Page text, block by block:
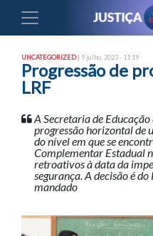
UNCATEGORIZED| 9 julho, 2023 - 11:19
Progressão de
LRF
A Secretaria de
progressão horizontal de
do nível em que se
Complementar Estadual
retroativos à data da
segurança. A decisão é
mandado